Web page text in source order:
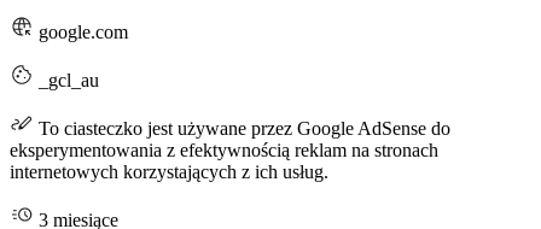
google.com
_gcl_au
To ciasteczko jest używane przez Google AdSense do
eksperymentowania z efektywnością reklam na stronach
internetowych korzystających z ich usług.
3 miesiące